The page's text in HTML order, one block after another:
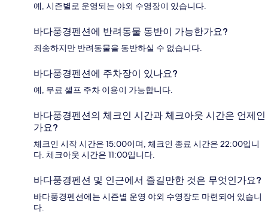
예, 시즌별로 운영되는 야외 수영장이 있습니다.
바다풍경펜션에 반려동물 동반이 가능한가요?
죄송하지만 반려동물을 동반하실 수 없습니다.
바다풍경펜션에 주차장이 있나요?
예, 무료 셀프 주차 이용이 가능합니다.
바다풍경펜션의 체크인 시간과 체크아웃 시간은 언제인
가요?
체크인 시작 시간은 15:00이며, 체크인 종료 시간은 22:00입니
다. 체크아웃 시간은 11:00입니다.
바다풍경펜션 및 인근에서 즐길만한 것은 무엇인가요?
바다풍경펜션에는 시즌별 운영 야외 수영장도 마련되어 있습니
다.